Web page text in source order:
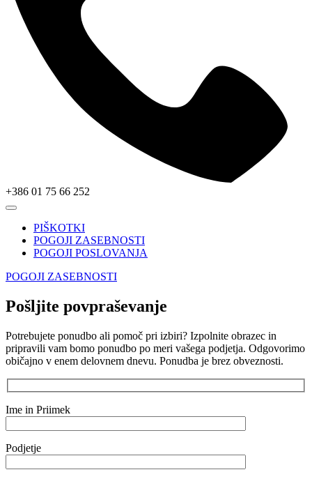
+386 01 75 66 252
PIŠKOTKI
POGOJI ZASEBNOSTI
POGOJI POSLOVANJA
POGOJI ZASEBNOSTI
Pošljite povpraševanje
Potrebujete ponudbo ali pomoč pri izbiri? Izpolnite obrazec in
pripravili vam bomo ponudbo po meri vašega podjetja. Odgovorimo
običajno v enem delovnem dnevu. Ponudba je brez obveznosti.
Ime in Priimek
Podjetje